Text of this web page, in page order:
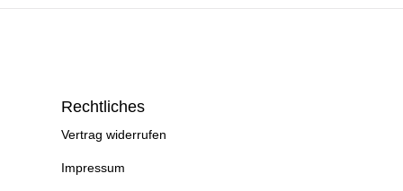
Rechtliches
Vertrag widerrufen
Impressum